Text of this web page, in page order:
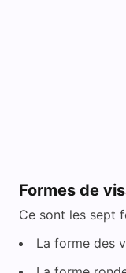
Formes de
Ce sont les sept
La forme des